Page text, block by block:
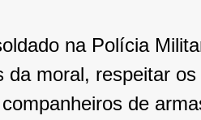
na Polícia
da moral, respeitar
de